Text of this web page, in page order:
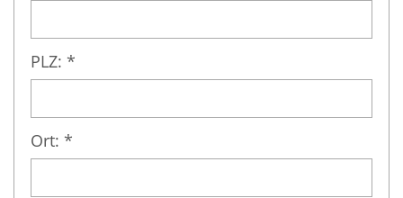
PLZ: *
Ort: *